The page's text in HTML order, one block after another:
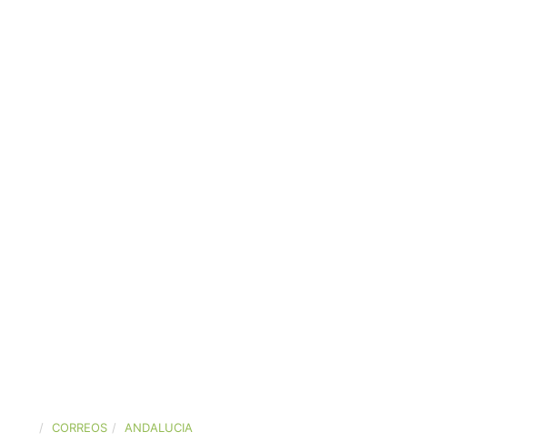
CORREOS ANDALUCIA